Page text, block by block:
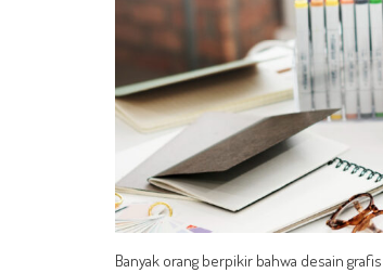
Banyak orang berpikir bahwa desain